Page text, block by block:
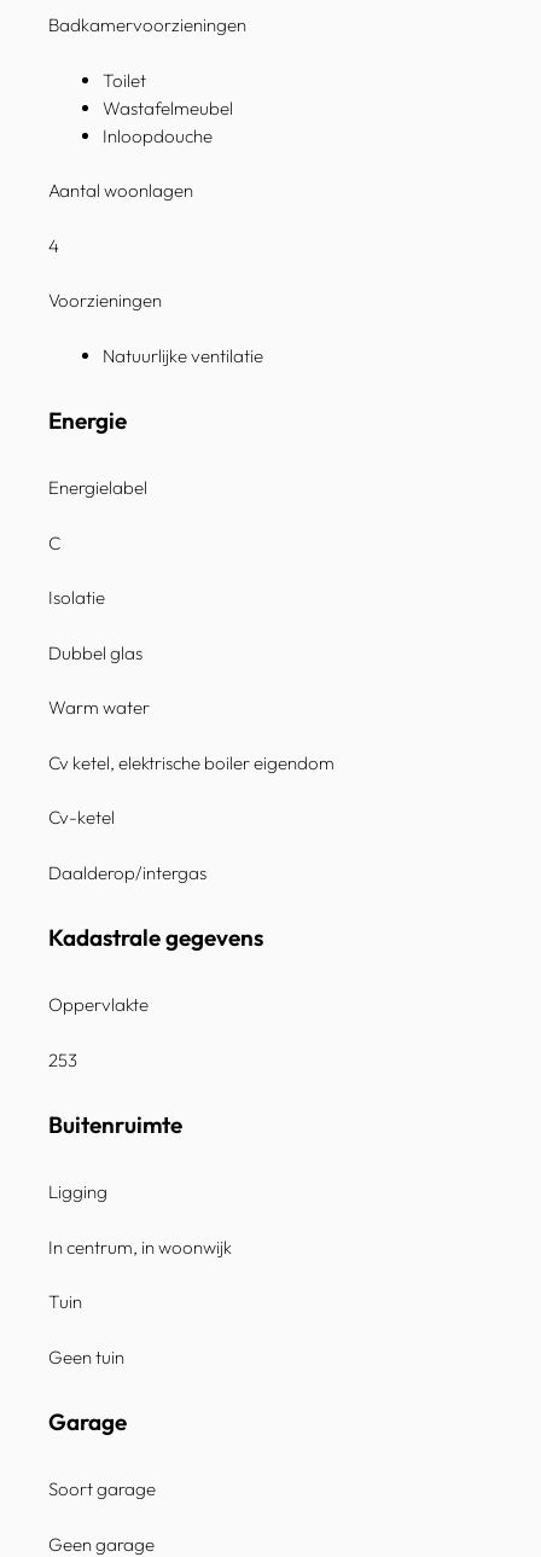
Badkamervoorzieningen
Toilet
Wastafelmeubel
Inloopdouche
Aantal woonlagen
4
Voorzieningen
Natuurlijke ventilatie
Energie
Energielabel
C
Isolatie
Dubbel glas
Warm water
Cv ketel, elektrische boiler eigendom
Cv-ketel
Daalderop/intergas
Kadastrale gegevens
Oppervlakte
253
Buitenruimte
Ligging
In centrum, in woonwijk
Tuin
Geen tuin
Garage
Soort garage
Geen garage